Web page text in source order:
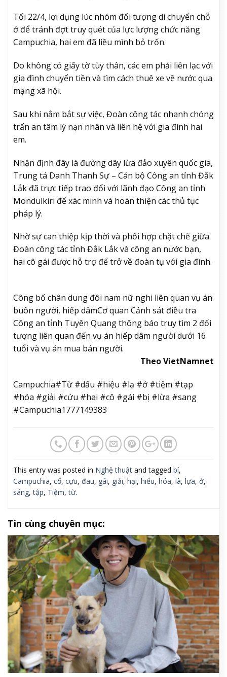
Tối 22/4, lợi dụng lúc nhóm đối tượng di chuyển chỗ
ở để tránh đợt truy quét của lực lượng chức năng
Campuchia, hai em đã liều mình bỏ trốn.
Do không có giấy tờ tùy thân, các em phải liên lạc với
gia đình chuyển tiền và tìm cách thuê xe về nước qua
mạng xã hội.
Sau khi nắm bắt sự việc, Đoàn công tác nhanh chóng
trấn an tâm lý nạn nhân và liên hệ với gia đình hai
em.
Nhận định đây là đường dây lừa đảo xuyên quốc gia,
Trung tá Danh Thanh Sự – Cán bộ Công an tỉnh Đắk
Lắk đã trực tiếp trao đổi với lãnh đạo Công an tỉnh
Mondulkiri để xác minh và hoàn thiện các thủ tục
pháp lý.
Nhờ sự can thiệp kịp thời và phối hợp chặt chẽ giữa
Đoàn công tác tỉnh Đắk Lắk và công an nước bạn,
hai cô gái được hỗ trợ để trở về đoàn tụ với gia đình.
Công bố chân dung đôi nam nữ nghi liên quan vụ án
buôn người, hiếp dâmCơ quan Cảnh sát điều tra
Công an tỉnh Tuyên Quang thông báo truy tìm 2 đối
tượng liên quan đến vụ án hiếp dâm người dưới 16
tuổi và vụ án mua bán người.
Theo VietNamnet
Campuchia#Từ #dấu #hiệu #lạ #ở #tiệm #tạp
#hóa #giải #cứu #hai #cô #gái #bị #lừa #sang
#Campuchia1777149383
This entry was posted in Nghệ thuật and tagged bí,
Campuchia, cổ, cựu, đau, gái, giải, hại, hiểu, hóa, là, lựa, ở,
sáng,tập, Tiệm,từ.
Tin cùng chuyên mục: